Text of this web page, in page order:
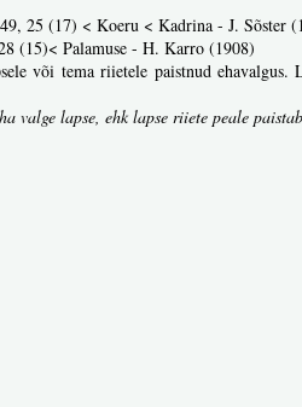
25 (17) < Koeru < Kadrina - J. Sõster
(15)< Palamuse - H. Karro (1908)
või tema riietele paistnud ehavalgus.
valge lapse, ehk lapse riiete peale